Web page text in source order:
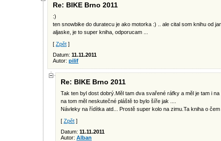
Re: BIKE Brno 2011
:)
ten snowbike do duratecu je ako motorka :) .. ale cital som knihu od
aljaske, je to super kniha, odporucam ...
[ Zpět ]
Datum: 11.11.2011
Autor: pilif
Re: BIKE Brno 2011
Tak ten byl dost dobrý.Měl tam dva svařené ráfky a měl je tam i
na tom měl neskutečné pláště to bylo šíře jak ....
Návleky na řídítka atd... Prostě super kolo na zimu.Ta kniha o
[ Zpět ]
Datum: 11.11.2011
Autor: Alban